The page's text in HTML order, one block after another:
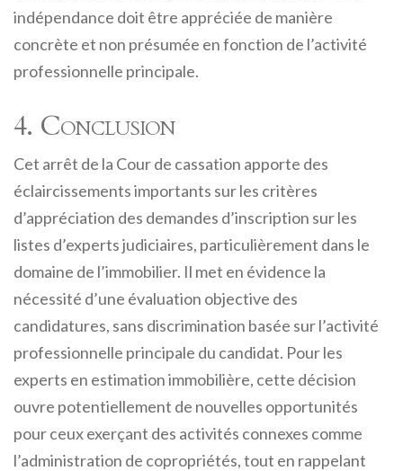
indépendance doit être appréciée de manière
concrète et non présumée en fonction de l’activité
professionnelle principale.
4. Conclusion
Cet arrêt de la Cour de cassation apporte des
éclaircissements importants sur les critères
d’appréciation des demandes d’inscription sur les
listes d’experts judiciaires, particulièrement dans le
domaine de l’immobilier. Il met en évidence la
nécessité d’une évaluation objective des
candidatures, sans discrimination basée sur l’activité
professionnelle principale du candidat. Pour les
experts en estimation immobilière, cette décision
ouvre potentiellement de nouvelles opportunités
pour ceux exerçant des activités connexes comme
l’administration de copropriétés, tout en rappelant